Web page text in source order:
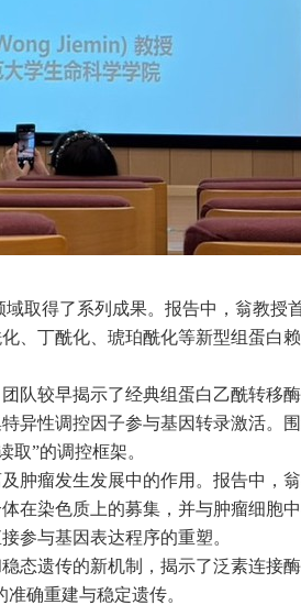
取得了系列成果。报告中，翁教授
、丁酰化、琥珀酰化等新型组蛋白
队较早揭示了经典组蛋白乙酰转移酶
异性调控因子参与基因转录激活。
”的调控框架。
肿瘤发生发展中的作用。报告中，
在染色质上的募集，并与肿瘤细胞
参与基因表达程序的重塑。
态遗传的新机制，揭示了泛素连接酶
确重建与稳定遗传。